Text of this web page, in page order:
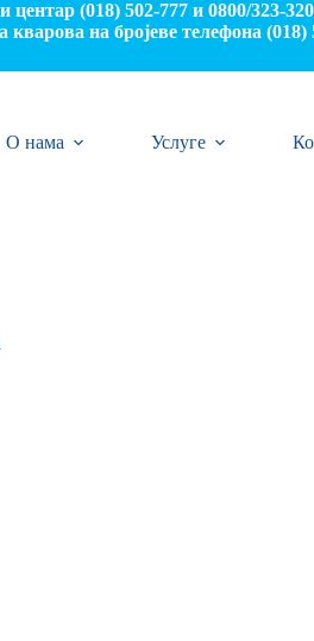
центар (018) 502-777 и 0800/323-
кварова на бројеве телефона (018)
О нама Услуге